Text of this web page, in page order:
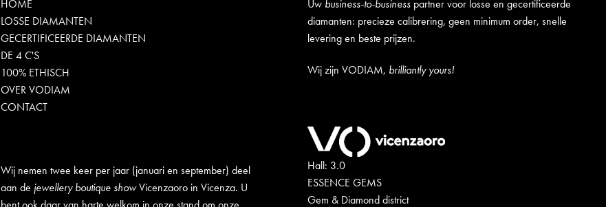
HOME
LOSSE DIAMANTEN
GECERTIFICEERDE DIAMANTEN
DE 4 C'S
100% ETHISCH
OVER VODIAM
CONTACT
Wij nemen twee keer per jaar (januari en september) deel
aan de jewellery boutique showVicenzaoro in Vicenza. U
Uw business-to-businesspartner voor losse en gecertificeerde
diamanten: precieze calibrering, geen minimum order, snelle
levering en beste prijzen.
Wij zijn VODIAM, brilliantly yours!
Hall: 3.0
ESSENCE GEMS
Gem & Diamond district